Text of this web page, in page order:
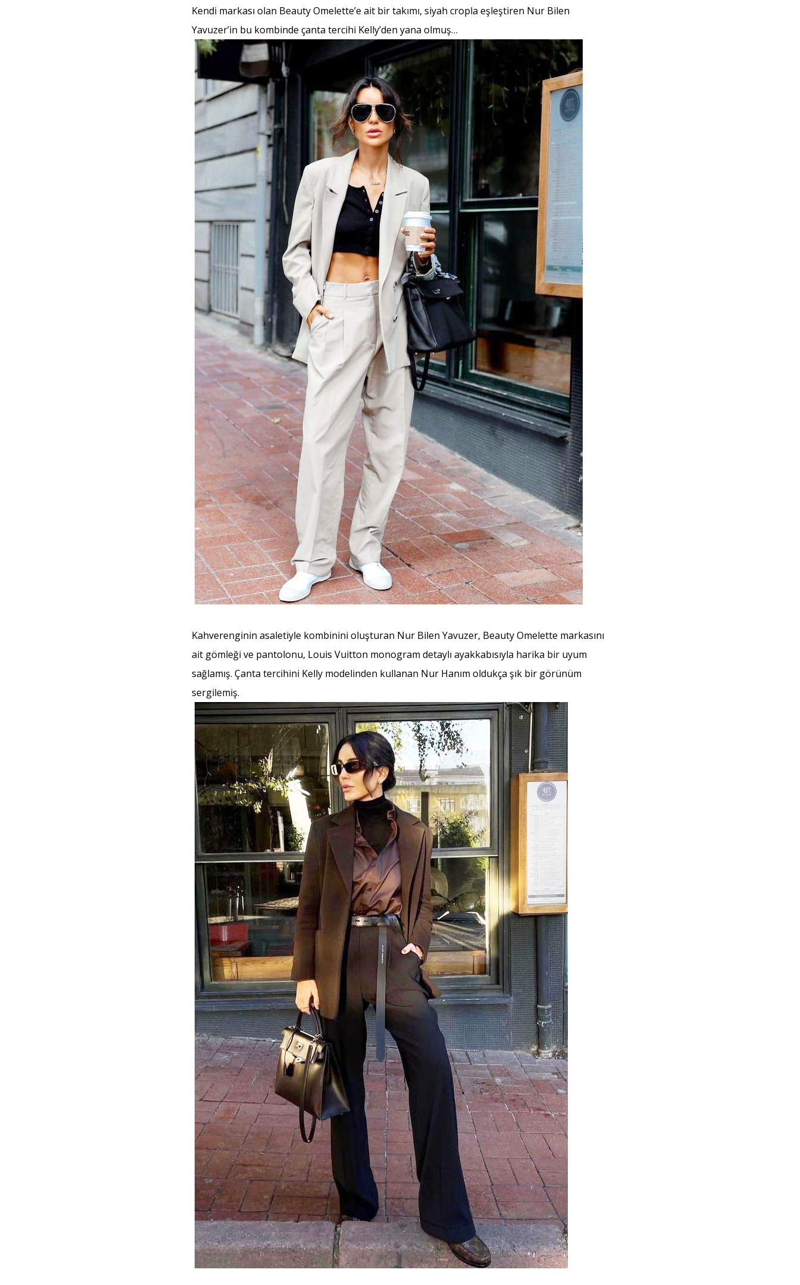
Kendi markası olan Beauty Omelette’e ait bir takımı, siyah cropla eşleştiren Nur Bilen
Yavuzer’in bu kombinde çanta tercihi Kelly’den yana olmuş…
Kahverenginin asaletiyle kombinini oluşturan Nur Bilen Yavuzer, Beauty Omelette markasını
ait gömleği ve pantolonu, Louis Vuitton monogram detaylı ayakkabısıyla harika bir uyum
sağlamış. Çanta tercihini Kelly modelinden kullanan Nur Hanım oldukça şık bir görünüm
sergilemiş.